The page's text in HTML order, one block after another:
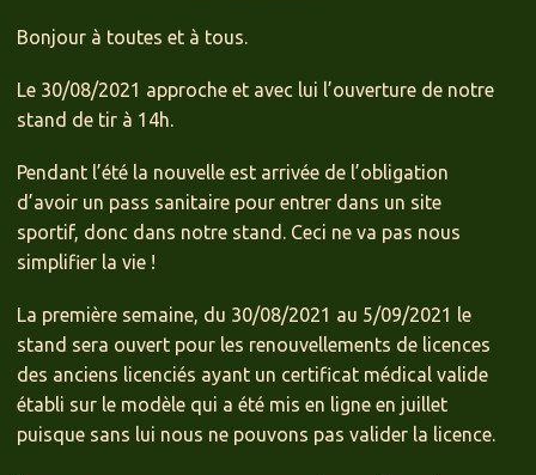
Bonjour à toutes et à tous.
Le 30/08/2021 approche et avec lui l’ouverture de notre
stand de tir à 14h.
Pendant l’été la nouvelle est arrivée de l’obligation
d’avoir un pass sanitaire pour entrer dans un site
sportif, donc dans notre stand. Ceci ne va pas nous
simplifier la vie !
La première semaine, du 30/08/2021 au 5/09/2021 le
stand sera ouvert pour les renouvellements de licences
des anciens licenciés ayant un certificat médical valide
établi sur le modèle qui a été mis en ligne en juillet
puisque sans lui nous ne pouvons pas valider la licence.